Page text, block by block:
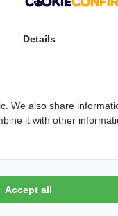
voorwaarden wordt
in veel gevallen
naar
inzetbaar wordt.
Wie structureel
snel naar een
Details
We also share
it with other
Accept all